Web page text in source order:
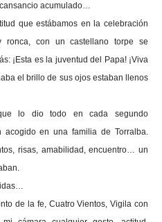
acumulado…
que estábamos en la celebración
con un castellano torpe se
¡Esta es la juventud del Papa! ¡Viva
el brillo de sus ojos estaban llenos
lo dio todo en cada segundo
acogido en una familia de Torralba.
risas, amabilidad, encuentro… un
de la fe, Cuatro Vientos, Vigila con